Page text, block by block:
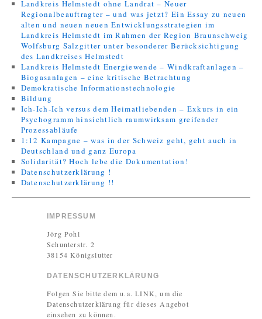
Landkreis Helmstedt ohne Landrat – Neuer
Regionalbeauftragter – und was jetzt? Ein Essay zu neuen
alten und neuen neuen Entwicklungsstrategien im
Landkreis Helmstedt im Rahmen der Region Braunschweig
Wolfsburg Salzgitter unter besonderer Berücksichtigung
des Landkreises Helmstedt
Landkreis Helmstedt Energiewende – Windkraftanlagen –
Biogasanlagen – eine kritische Betrachtung
Demokratische Informationstechnologie
Bildung
Ich-Ich-Ich versus dem Heimatliebenden – Exkurs in ein
Psychogramm hinsichtlich raumwirksam greifender
Prozessabläufe
1:12 Kampagne – was in der Schweiz geht, geht auch in
Deutschland und ganz Europa
Solidarität? Hoch lebe die Dokumentation!
Datenschutzerklärung !
Datenschutzerklärung !!
IMPRESSUM
Jörg Pohl
Schunterstr. 2
38154 Königslutter
DATENSCHUTZERKLÄRUNG
Folgen Sie bitte dem u.a. LINK, um die
Datenschutzerklärung für dieses Angebot
einsehen zu können.